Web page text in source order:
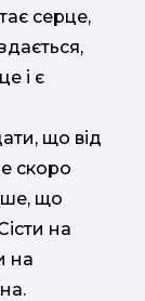
серце,
і є
що від
скоро
що
на
на